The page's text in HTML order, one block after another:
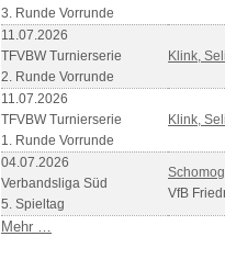
3. Runde Vorrunde
11.07.2026
TFVBW Turnierserie
2. Runde Vorrunde
Klink,
11.07.2026
TFVBW Turnierserie
1. Runde Vorrunde
Klink,
04.07.2026
Verbandsliga Süd
5. Spieltag
VfB
Mehr …